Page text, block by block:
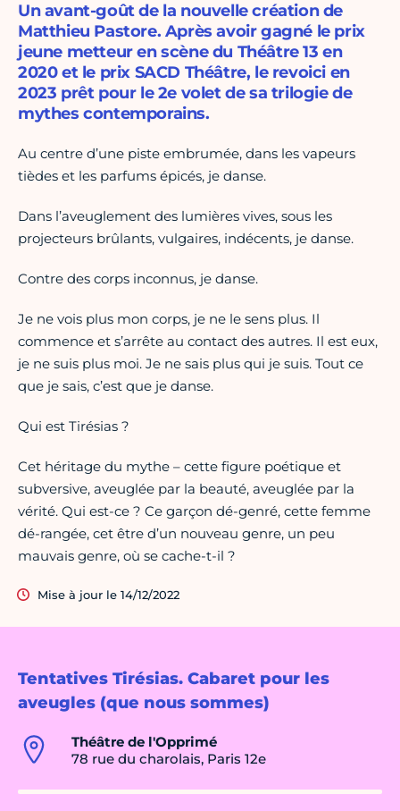
Tentatives Tirésias. Cabaret pour les
aveugles (que nous sommes)
Théâtre de l'Opprimé
78 rue du charolais, Paris 12e
Un avant-goût de la nouvelle création de
Matthieu Pastore. Après avoir gagné le prix
jeune metteur en scène du Théâtre 13 en
2020 et le prix SACD Théâtre, le revoici en
2023 prêt pour le 2e volet de sa trilogie de
mythes contemporains.
Au centre d’une piste embrumée, dans les vapeurs
tièdes et les parfums épicés, je danse.
Dans l’aveuglement des lumières vives, sous les
projecteurs brûlants, vulgaires, indécents, je danse.
Contre des corps inconnus, je danse.
Je ne vois plus mon corps, je ne le sens plus. Il
commence et s’arrête au contact des autres. Il est eux,
je ne suis plus moi. Je ne sais plus qui je suis. Tout ce
que je sais, c’est que je danse.
Qui est Tirésias ?
Cet héritage du mythe – cette figure poétique et
subversive, aveuglée par la beauté, aveuglée par la
vérité. Qui est-ce ? Ce garçon dé-genré, cette femme
dé-rangée, cet être d’un nouveau genre, un peu
mauvais genre, où se cache-t-il ?
Mise à jour le 14/12/2022